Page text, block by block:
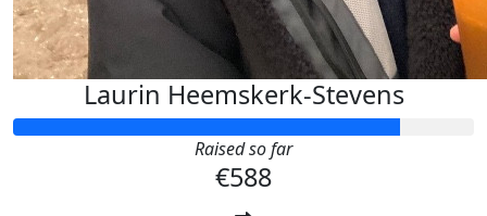
Laurin Heemskerk-Stevens
Raised so far
€588